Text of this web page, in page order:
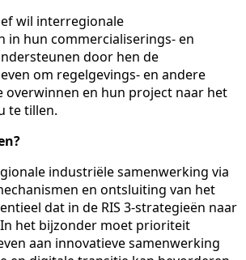
wil interregionale
in hun commercialiserings- en
door hen de
om regelgevings- en andere
overwinnen en hun project naar het
te tillen.
industriële samenwerking via
en ontsluiting van het
dat in de RIS 3-strategieën naar
het bijzonder moet prioriteit
aan innovatieve samenwerking